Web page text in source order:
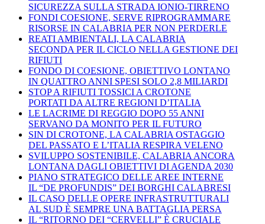
SICUREZZA SULLA STRADA IONIO-TIRRENO
FONDI COESIONE, SERVE RIPROGRAMMARE
RISORSE IN CALABRIA PER NON PERDERLE
REATI AMBIENTALI, LA CALABRIA
SECONDA PER IL CICLO NELLA GESTIONE DEI
RIFIUTI
FONDO DI COESIONE, OBIETTIVO LONTANO
IN QUATTRO ANNI SPESI SOLO 2,8 MILIARDI
STOP A RIFIUTI TOSSICI A CROTONE
PORTATI DA ALTRE REGIONI D’ITALIA
LE LACRIME DI REGGIO DOPO 55 ANNI
SERVANO DA MONITO PER IL FUTURO
SIN DI CROTONE, LA CALABRIA OSTAGGIO
DEL PASSATO E L’ITALIA RESPIRA VELENO
SVILUPPO SOSTENIBILE, CALABRIA ANCORA
LONTANA DAGLI OBIETTIVI DI AGENDA 2030
PIANO STRATEGICO DELLE AREE INTERNE
IL “DE PROFUNDIS” DEI BORGHI CALABRESI
IL CASO DELLE OPERE INFRASTRUTTURALI
AL SUD È SEMPRE UNA BATTAGLIA PERSA
IL “RITORNO DEI “CERVELLI” È CRUCIALE